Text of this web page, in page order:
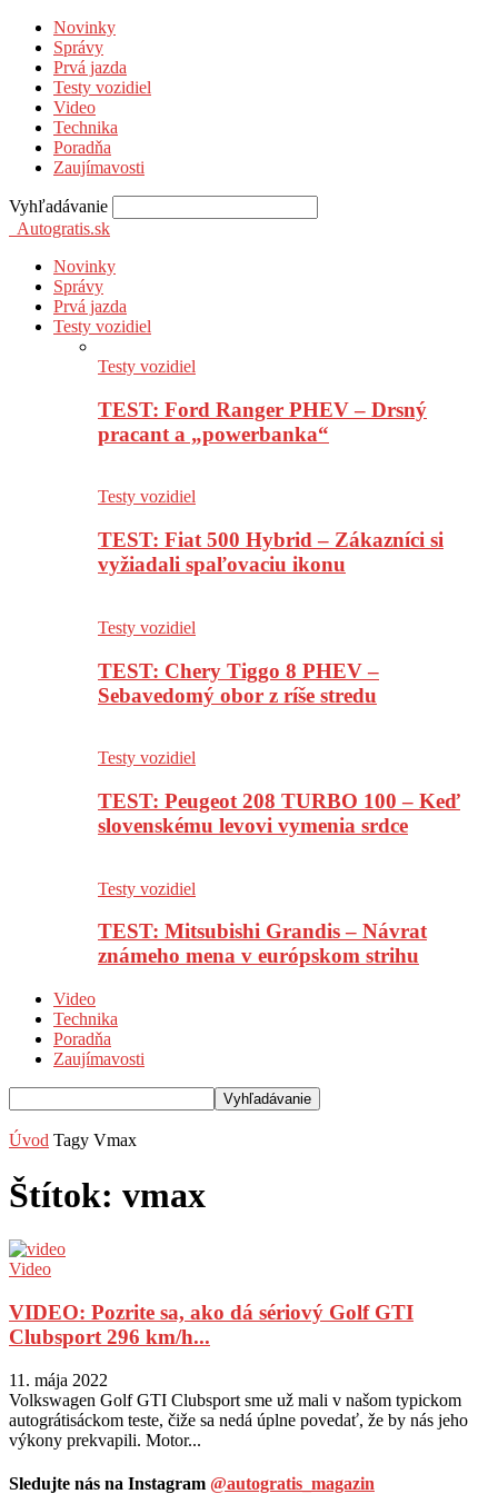
Novinky
Správy
Prvá jazda
Testy vozidiel
Video
Technika
Poradňa
Zaujímavosti
Vyhľadávanie
Autogratis.sk
Novinky
Správy
Prvá jazda
Testy vozidiel
Testy vozidiel
TEST: Ford Ranger PHEV – Drsný
pracant a „powerbanka“
Testy vozidiel
TEST: Fiat 500 Hybrid – Zákazníci si
vyžiadali spaľovaciu ikonu
Testy vozidiel
TEST: Chery Tiggo 8 PHEV –
Sebavedomý obor z ríše stredu
Testy vozidiel
TEST: Peugeot 208 TURBO 100 – Keď
slovenskému levovi vymenia srdce
Testy vozidiel
TEST: Mitsubishi Grandis – Návrat
známeho mena v európskom strihu
Video
Technika
Poradňa
Zaujímavosti
Úvod Tagy Vmax
Štítok: vmax
Video
VIDEO: Pozrite sa, ako dá sériový Golf GTI
Clubsport 296 km/h...
11. mája 2022
Volkswagen Golf GTI Clubsport sme už mali v našom typickom
autográtisáckom teste, čiže sa nedá úplne povedať, že by nás jeho
výkony prekvapili. Motor...
Sledujte nás na Instagram @autogratis_magazin